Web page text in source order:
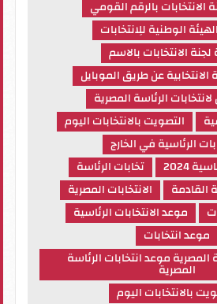
الانتخابات بالرقم القومي
الوطنية للِانتخابات
الانتخابات بالاسم
الانتخابية عن طريق الموبايل
الرئاسة المصرية
التصويت بالانتخابات اليوم
الرئاسية في الخارج
2024
تخابات الرئاسة
القادمة
الانتخابات المصرية
موعد الانتخابات الرئاسية
موعد انتخابات
المصرية موعد انتخابات الرئاسة
المصرية
بالانتخابات اليوم